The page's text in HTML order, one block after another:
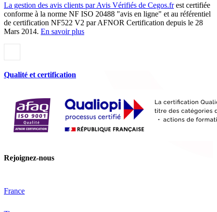
La gestion des avis clients par Avis Vérifiés de Cegos.frest certifiée
conforme à la norme NF ISO 20488 "avis en ligne" et au référentiel
de certification NF522 V2 par AFNOR Certification depuis le 28
Mars 2014. En savoir plus
Qualité et certification
Rejoignez-nous
France